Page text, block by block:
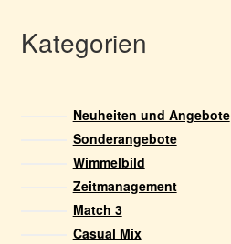
Kategorien
Neuheiten und Angebote
Sonderangebote
Wimmelbild
Zeitmanagement
Match 3
Casual Mix